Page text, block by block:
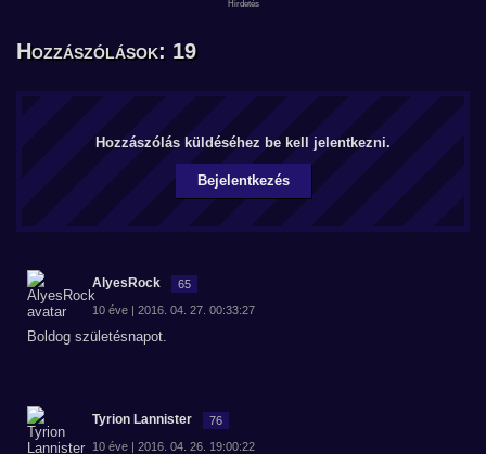
Hozzászólások: 19
Hozzászólás küldéséhez be kell jelentkezni.
Bejelentkezés
AlyesRock 65
10 éve | 2016. 04. 27. 00:33:27
Boldog születésnapot.
Tyrion Lannister 76
10 éve | 2016. 04. 26. 19:00:22